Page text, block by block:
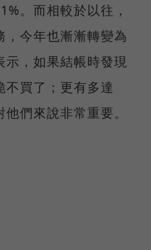
。而相較於以往，
，今年也漸漸轉變為
，如果結帳時發現
買了；更有多達
們來說非常重要。